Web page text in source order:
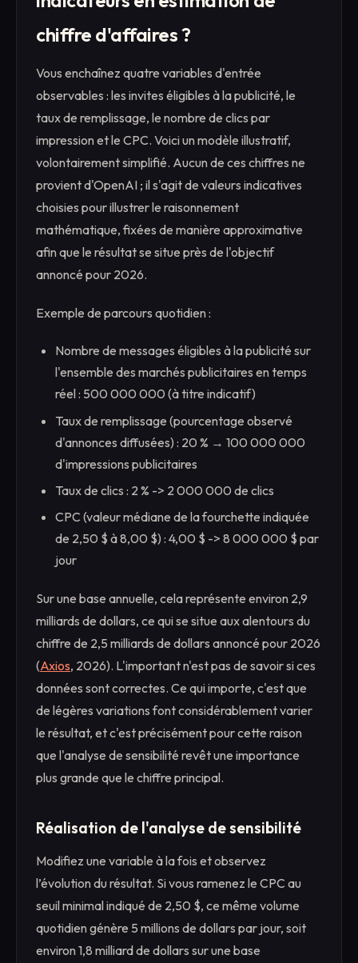
chiffre d'affaires ?
Vous enchaînez quatre variables d'entrée
observables : les invites éligibles à la publicité, le
taux de remplissage, le nombre de clics par
impression et le CPC. Voici un modèle illustratif,
volontairement simplifié. Aucun de ces chiffres ne
provient d'OpenAI ; il s'agit de valeurs indicatives
choisies pour illustrer le raisonnement
mathématique, fixées de manière approximative
afin que le résultat se situe près de l'objectif
annoncé pour 2026.
Exemple de parcours quotidien :
Nombre de messages éligibles à la publicité sur
l'ensemble des marchés publicitaires en temps
réel : 500 000 000 (à titre indicatif)
Taux de remplissage (pourcentage observé
d'annonces diffusées) : 20 % → 100 000 000
d'impressions publicitaires
Taux de clics : 2 % -> 2 000 000 de clics
CPC (valeur médiane de la fourchette indiquée
de 2,50 $ à 8,00 $) : 4,00 $ -> 8 000 000 $ par
jour
Sur une base annuelle, cela représente environ 2,9
milliards de dollars, ce qui se situe aux alentours du
chiffre de 2,5 milliards de dollars annoncé pour 2026
(Axios, 2026). L'important n'est pas de savoir si ces
données sont correctes. Ce qui importe, c'est que
de légères variations font considérablement varier
le résultat, et c'est précisément pour cette raison
que l'analyse de sensibilité revêt une importance
plus grande que le chiffre principal.
Réalisation de l'analyse de sensibilité
Modifiez une variable à la fois et observez
l’évolution du résultat. Si vous ramenez le CPC au
seuil minimal indiqué de 2,50 $, ce même volume
quotidien génère 5 millions de dollars par jour, soit
environ 1,8 milliard de dollars sur une base